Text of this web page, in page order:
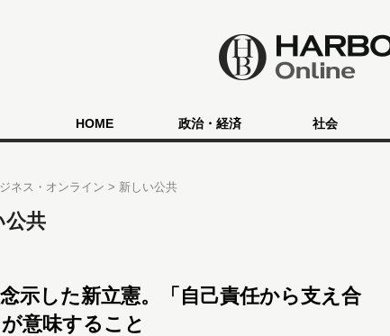
HOME 政治・経済 社会
ネス・オンライン 新しい公共
公共
示した新立憲。「自己責任から支え合
意味すること